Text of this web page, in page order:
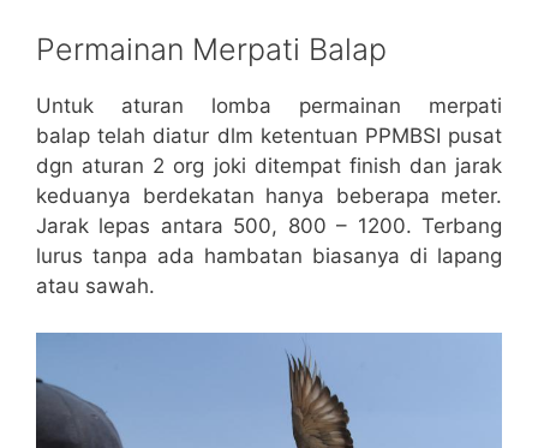
Permainan Merpati Balap
Untuk aturan lomba permainan merpati
balap telah diatur dlm ketentuan PPMBSI pusat
dgn aturan 2 org joki ditempat finish dan jarak
keduanya berdekatan hanya beberapa meter.
Jarak lepas antara 500, 800 – 1200. Terbang
lurus tanpa ada hambatan biasanya di lapang
atau sawah.